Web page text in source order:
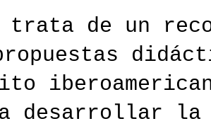
trata de un
desarrollar la